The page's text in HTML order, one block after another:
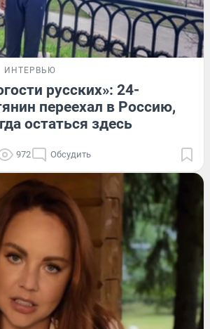
ИНТЕРВЬЮ
русских»: 24-
переехал в Россию,
остаться здесь
972 Обсудить